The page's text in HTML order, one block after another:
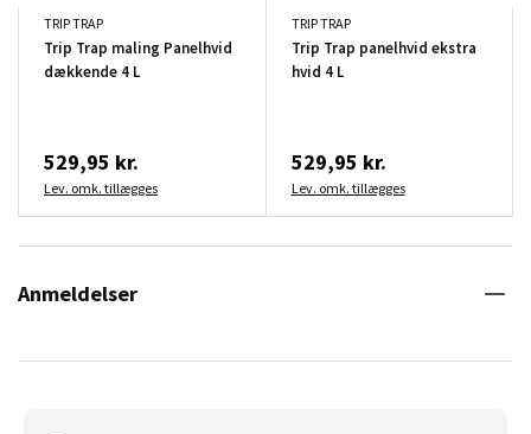
TRIP TRAP
Trip Trap maling Panelhvid
dækkende 4 L
529,95 kr.
Lev. omk. tillægges
TRIP TRAP
Trip Trap panelhvid ekstra
hvid 4 L
529,95 kr.
Lev. omk. tillægges
Anmeldelser